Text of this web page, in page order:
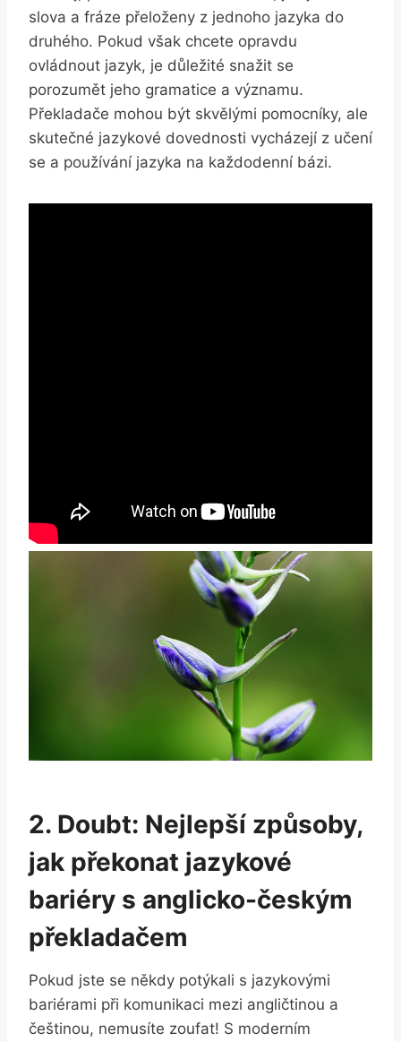
slova a fráze přeloženy z jednoho jazyka do
druhého. Pokud však chcete opravdu
ovládnout jazyk, je důležité snažit se
porozumět jeho gramatice a významu.
Překladače mohou být skvělými pomocníky, ale
skutečné jazykové dovednosti vycházejí z učení
se a používání jazyka na každodenní bázi.
2. Doubt: Nejlepší způsoby,
jak překonat jazykové
bariéry s anglicko-českým
překladačem
Pokud jste se někdy potýkali s jazykovými
bariérami při komunikaci mezi angličtinou a
češtinou, nemusíte zoufat! S moderním